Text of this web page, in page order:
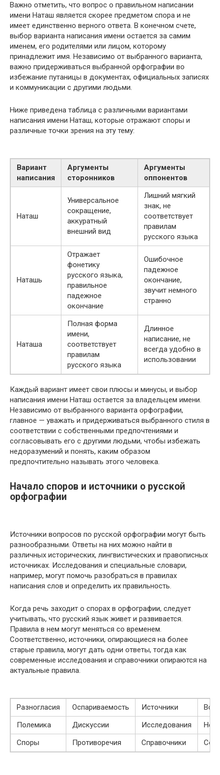
Важно отметить, что вопрос о правильном написании
имени Наташ является скорее предметом спора и не
имеет единственно верного ответа. В конечном счете,
выбор варианта написания имени остается за самим
именем, его родителями или лицом, которому
принадлежит имя. Независимо от выбранного варианта,
важно придерживаться выбранной орфографии во
избежание путаницы в документах, официальных записях
и коммуникации с другими людьми.
Ниже приведена таблица с различными вариантами
написания имени Наташ, которые отражают споры и
различные точки зрения на эту тему:
Вариант
написания
Аргументы
сторонников
Аргументы
оппонентов
Наташ
Универсальное
сокращение,
аккуратный
внешний вид
Лишний мягкий
знак, не
соответствует
правилам
русского языка
Наташь
Отражает
фонетику
русского языка,
правильное
падежное
окончание
Ошибочное
падежное
окончание,
звучит немного
странно
Наташа
Полная форма
имени,
соответствует
правилам
русского языка
Длинное
написание, не
всегда удобно в
использовании
Каждый вариант имеет свои плюсы и минусы, и выбор
написания имени Наташ остается за владельцем имени.
Независимо от выбранного варианта орфографии,
главное — уважать и придерживаться выбранного стиля в
соответствии с собственными предпочтениями и
согласовывать его с другими людьми, чтобы избежать
недоразумений и понять, каким образом
предпочтительно называть этого человека.
Начало споров и источники о русской
орфографии
Источники вопросов по русской орфографии могут быть
разнообразными. Ответы на них можно найти в
различных исторических, лингвистических и правописных
источниках. Исследования и специальные словари,
например, могут помочь разобраться в правилах
написания слов и определить их правильность.
Когда речь заходит о спорах в орфографии, следует
учитывать, что русский язык живет и развивается.
Правила в нем могут меняться со временем.
Соответственно, источники, опирающиеся на более
старые правила, могут дать одни ответы, тогда как
современные исследования и справочники опираются на
актуальные правила.
Разногласия Оспариваемость Источники
Полемика
Дискуссии Исследования
Споры
Противоречия Справочники